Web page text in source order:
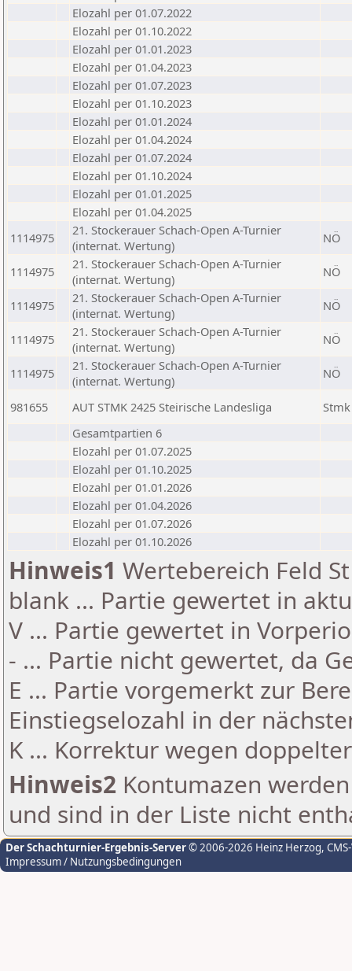
Elozahl per 01.07.2022
Elozahl per 01.10.2022
Elozahl per 01.01.2023
Elozahl per 01.04.2023
Elozahl per 01.07.2023
Elozahl per 01.10.2023
Elozahl per 01.01.2024
Elozahl per 01.04.2024
Elozahl per 01.07.2024
Elozahl per 01.10.2024
Elozahl per 01.01.2025
Elozahl per 01.04.2025
1114975
21. Stockerauer Schach-Open A-Turnier
(internat. Wertung)
NÖ
1114975
21. Stockerauer Schach-Open A-Turnier
(internat. Wertung)
NÖ
1114975
21. Stockerauer Schach-Open A-Turnier
(internat. Wertung)
NÖ
1114975
21. Stockerauer Schach-Open A-Turnier
(internat. Wertung)
NÖ
1114975
21. Stockerauer Schach-Open A-Turnier
(internat. Wertung)
NÖ
981655 AUT STMK 2425 Steirische Landesliga
Stmk
Gesamtpartien 6
Elozahl per 01.07.2025
Elozahl per 01.10.2025
Elozahl per 01.01.2026
Elozahl per 01.04.2026
Elozahl per 01.07.2026
Elozahl per 01.10.2026
Hinweis1 Wertebereich Feld
blank ... Partie gewertet in
V ... Partie gewertet in
- ... Partie nicht gewertet, da
E ... Partie vorgemerkt zur
Einstiegselozahl in der
K ... Korrektur wegen
Hinweis2 Kontumazen
und sind in der Liste nicht
Der Schachturnier-Ergebnis-Server© 2006-2026 Heinz Herzog,
Impressum / Nutzungsbedingungen